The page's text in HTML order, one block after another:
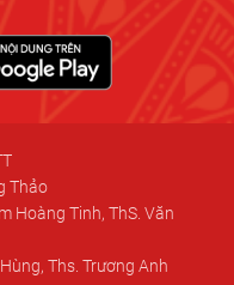
Thảo
Hoàng Tinh, ThS. Văn
Ths. Trương Anh